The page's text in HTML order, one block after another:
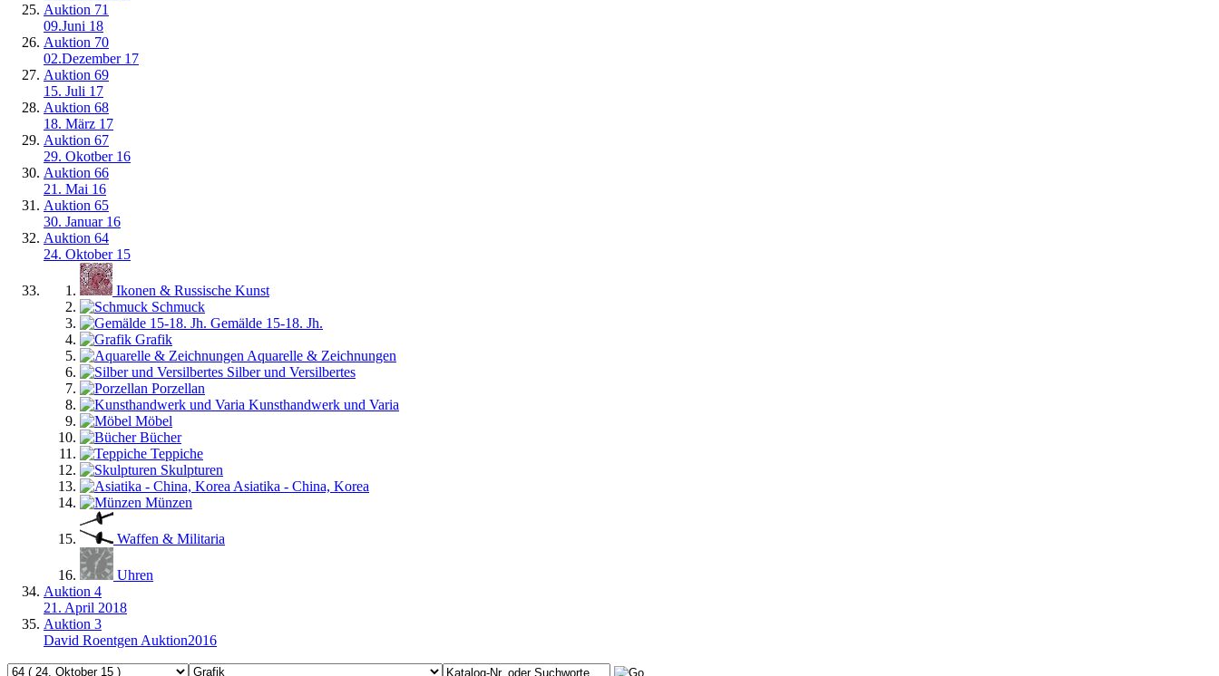
Auktion 71
09.Juni 18
Auktion 70
02.Dezember 17
Auktion 69
15. Juli 17
Auktion 68
18. März 17
Auktion 67
29. Okotber 16
Auktion 66
21. Mai 16
Auktion 65
30. Januar 16
Auktion 64
24. Oktober 15
Ikonen & Russische Kunst
Schmuck
Gemälde 15-18. Jh.
Grafik
Aquarelle & Zeichnungen
Silber und Versilbertes
Porzellan
Kunsthandwerk und Varia
Möbel
Bücher
Teppiche
Skulpturen
Asiatika - China, Korea
Münzen
Waffen & Militaria
Uhren
Auktion 4
21. April 2018
Auktion 3
David Roentgen Auktion2016